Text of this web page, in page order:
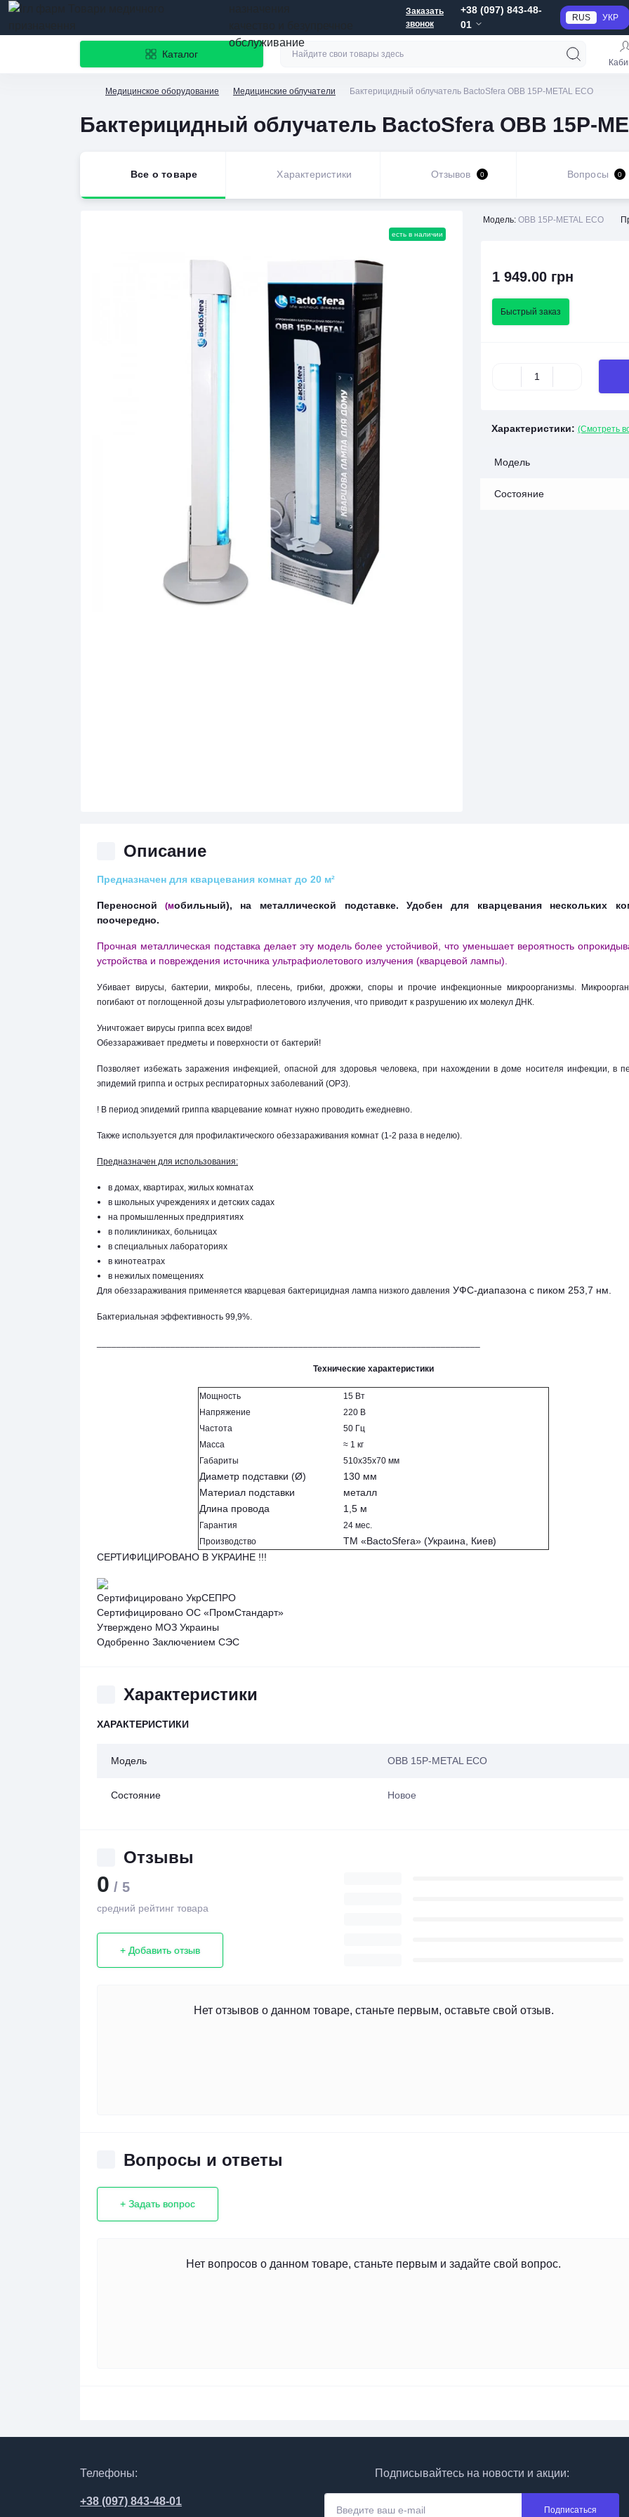
обслуживание
Заказать
звонок
+38 (097) 843-48-
01
RUS УКР
Каталог
Медицинское оборудование Медицинские облучатели Бактерицидный облучатель BactoSfera OBB 15P-METAL ECO
Бактерицидный облучатель BactoSfera OBB 15P-
Все о товаре Характеристики Отзывов 0 Вопросы 0
есть в наличии
Модель: OBB 15P-METAL ECO
1 949.00 грн
Быстрый заказ
Характеристики: (Смотреть
Модель
Состояние
Описание
Предназначен для кварцевания комнат до 20 м²
Переносной (мобильный), на металлической подставке. Удобен для кварцевания нескольких
поочередно.
Прочная металлическая подставка делает эту модель более устойчивой, что уменьшает вероятность
устройства и повреждения источника ультрафиолетового излучения (кварцевой лампы).
Убивает вирусы, бактерии, микробы, плесень, грибки, дрожжи, споры и прочие инфекционные микроорганизмы.
погибают от поглощенной дозы ультрафиолетового излучения, что приводит к разрушению их молекул ДНК.
Уничтожает вирусы гриппа всех видов!
Обеззараживает предметы и поверхности от бактерий!
Позволяет избежать заражения инфекцией, опасной для здоровья человека, при нахождении в доме носителя инфекции, в
эпидемий гриппа и острых респираторных заболеваний (ОРЗ).
! В период эпидемий гриппа кварцевание комнат нужно проводить ежедневно.
Также используется для профилактического обеззараживания комнат (1-2 раза в неделю).
Предназначен для использования:
в домах, квартирах, жилых комнатах
в школьных учреждениях и детских садах
на промышленных предприятиях
в поликлиниках, больницах
в специальных лабораториях
в кинотеатрах
в нежилых помещениях
Для обеззараживания применяется кварцевая бактерицидная лампа низкого давления УФС-диапазона с пиком 253,7 нм
Бактериальная эффективность 99,9%.
Технические характеристики
Мощность
15 Вт
Напряжение
220 В
Частота
50 Гц
Масса
≈ 1 кг
Габариты
510x35x70 мм
Диаметр подставки (Ø)
130 мм
Материал подставки
металл
Длина провода
1,5 м
Гарантия
24 мес.
Производство
ТМ «BactoSfera» (Украина, Киев)
СЕРТИФИЦИРОВАНО В УКРАИНЕ !!!
Сертифицировано УкрСЕПРО
Сертифицировано ОС «ПромСтандарт»
Утверждено МОЗ Украины
Одобренно Заключением СЭС
Характеристики
ХАРАКТЕРИСТИКИ
Модель OBB 15P-METAL ECO
Состояние Новое
Отзывы
0 / 5
средний рейтинг товара
+ Добавить отзыв
Нет отзывов о данном товаре, станьте первым, оставьте свой отзыв.
Вопросы и ответы
+ Задать вопрос
Нет вопросов о данном товаре, станьте первым и задайте свой вопрос.
Телефоны:
+38 (097) 843-48-01
Подписывайтесь на новости и акции:
Подписаться